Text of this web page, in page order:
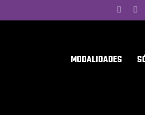
MODALIDADES